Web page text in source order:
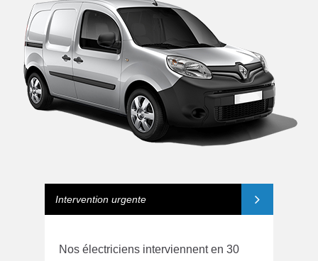
Intervention urgente
Nos électriciens interviennent en 30